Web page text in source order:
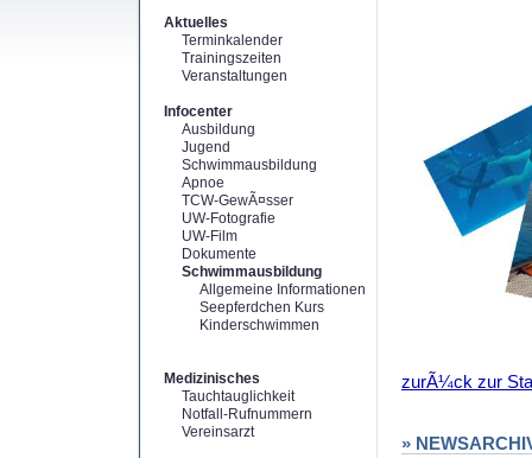
Aktuelles
Terminkalender
Trainingszeiten
Veranstaltungen
Infocenter
Ausbildung
Jugend
Schwimmausbildung
Apnoe
TCW-GewÃ¤sser
UW-Fotografie
UW-Film
Dokumente
Schwimmausbildung
Allgemeine Informationen
Seepferdchen Kurs
Kinderschwimmen
Medizinisches
Tauchtauglichkeit
Notfall-Rufnummern
Vereinsarzt
zurÃ¼ck zur
»